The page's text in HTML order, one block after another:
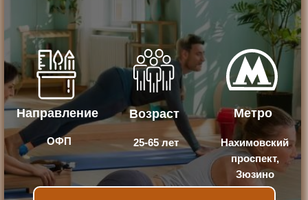
Направление
ОФП
Возраст
25-65 лет
Метро
Нахимовский
проспект,
Зюзино